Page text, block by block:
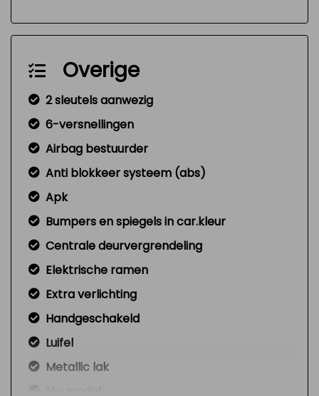
Overige
2 sleutels aanwezig
6-versnellingen
Airbag bestuurder
Anti blokkeer systeem (abs)
Apk
Bumpers en spiegels in car.kleur
Centrale deurvergrendeling
Elektrische ramen
Extra verlichting
Handgeschakeld
Luifel
Metallic lak